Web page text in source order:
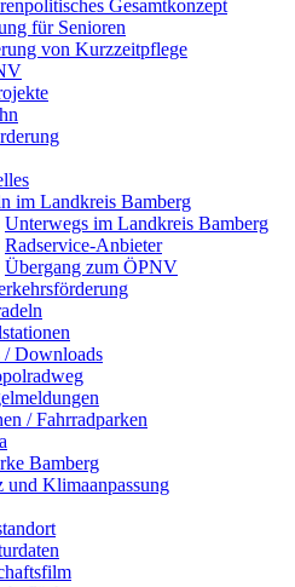
Gesamtkonzept
für Senioren
von Kurzzeitpflege
im Landkreis Bamberg
Unterwegs im Landkreis Bamberg
Radservice-Anbieter
Übergang zum ÖPNV
Downloads
/ Fahrradparken
Bamberg
und Klimaanpassung